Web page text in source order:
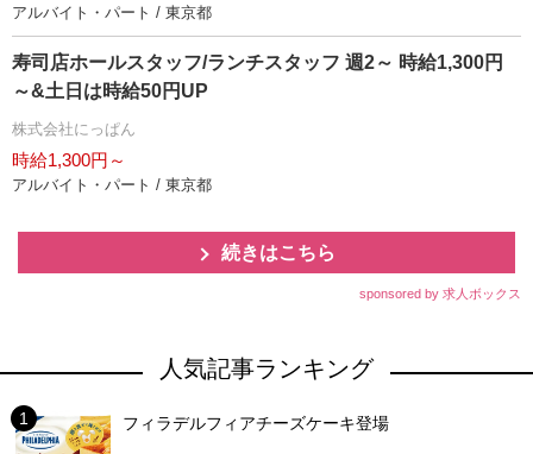
アルバイト・パート / 東京都
寿司店ホールスタッフ/ランチスタッフ 週2～ 時給1,300円
～&土日は時給50円UP
株式会社にっぱん
時給1,300円～
アルバイト・パート / 東京都
続きはこちら
sponsored by 求人ボックス
人気記事ランキング
フィラデルフィアチーズケーキ登場